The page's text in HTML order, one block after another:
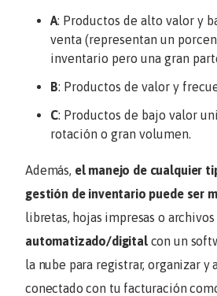
A: Productos de alto valor y
venta (representan un
inventario pero una gran
B: Productos de valor y
C: Productos de bajo valor
rotación o gran volumen.
Además, el manejo de cualquier
gestión de inventario puede ser
libretas, hojas impresas o archivos
automatizado/digitalcon un
la nube para registrar, organizar
conectado con tu facturación